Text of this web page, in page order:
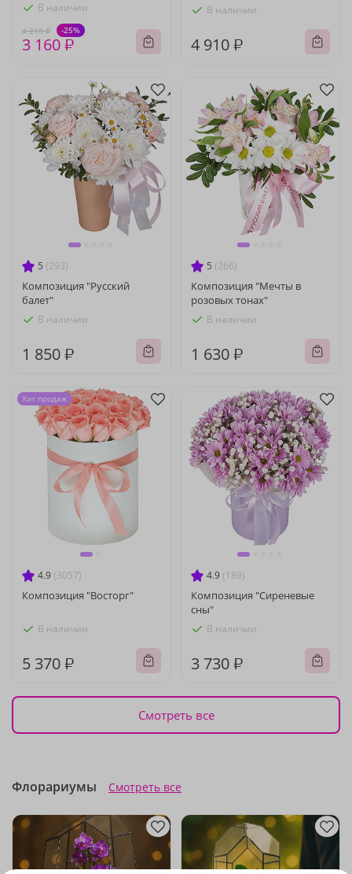
В наличии
4 210 ₽ -25%
3 160 ₽
В наличии
4 910 ₽
5 (293)
Композиция "Русский
балет"
В наличии
1 850 ₽
5 (266)
Композиция "Мечты в
розовых тонах"
В наличии
1 630 ₽
4.9 (3057)
Композиция "Восторг"
В наличии
5 370 ₽
Хит продаж
4.9 (189)
Композиция "Сиреневые
сны"
В наличии
3 730 ₽
Смотреть все
Флорариумы Смотреть все